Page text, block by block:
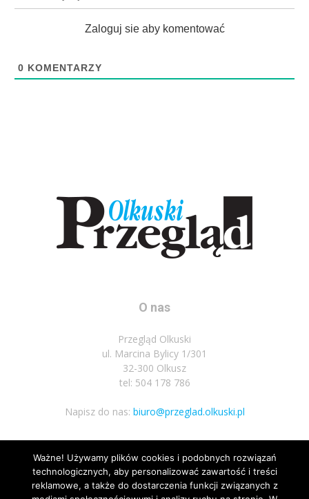
Zaloguj sie aby komentować
0 KOMENTARZY
O nas
Przegląd Olkuski
ul. Marcina Bylicy 1/301
32-300 Olkusz
tel: 504 178 786
Napisz do nas: biuro@przeglad.olkuski.pl
Podążaj za nami
Ważne! Używamy plików cookies i podobnych rozwiązań
technologicznych, aby personalizować zawartość i treści
reklamowe, a także do dostarczenia funkcji związanych z